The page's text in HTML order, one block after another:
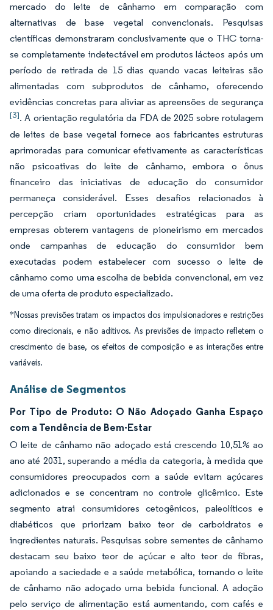
mercado do leite de cânhamo em comparação com
alternativas de base vegetal convencionais. Pesquisas
científicas demonstraram conclusivamente que o THC torna-
se completamente indetectável em produtos lácteos após um
período de retirada de 15 dias quando vacas leiteiras são
alimentadas com subprodutos de cânhamo, oferecendo
evidências concretas para aliviar as apreensões de segurança
[3]. A orientação regulatória da FDA de 2025 sobre rotulagem
de leites de base vegetal fornece aos fabricantes estruturas
aprimoradas para comunicar efetivamente as características
não psicoativas do leite de cânhamo, embora o ônus
financeiro das iniciativas de educação do consumidor
permaneça considerável. Esses desafios relacionados à
percepção criam oportunidades estratégicas para as
empresas obterem vantagens de pioneirismo em mercados
onde campanhas de educação do consumidor bem
executadas podem estabelecer com sucesso o leite de
cânhamo como uma escolha de bebida convencional, em vez
de uma oferta de produto especializado.
*Nossas previsões tratam os impactos dos impulsionadores e restrições
como direcionais, e não aditivos. As previsões de impacto refletem o
crescimento de base, os efeitos de composição e as interações entre
variáveis.
Análise de Segmentos
Por Tipo de Produto: O Não Adoçado Ganha Espaço
com a Tendência de Bem-Estar
O leite de cânhamo não adoçado está crescendo 10,51% ao
ano até 2031, superando a média da categoria, à medida que
consumidores preocupados com a saúde evitam açúcares
adicionados e se concentram no controle glicêmico. Este
segmento atrai consumidores cetogênicos, paleolíticos e
diabéticos que priorizam baixo teor de carboidratos e
ingredientes naturais. Pesquisas sobre sementes de cânhamo
destacam seu baixo teor de açúcar e alto teor de fibras,
apoiando a saciedade e a saúde metabólica, tornando o leite
de cânhamo não adoçado uma bebida funcional. A adoção
pelo serviço de alimentação está aumentando, com cafés e